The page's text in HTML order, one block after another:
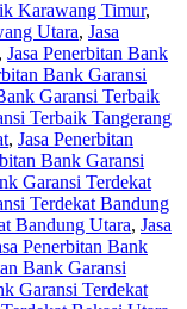
Karawang Timur,
Utara, Jasa
, Jasa Penerbitan Bank
Bank Garansi
Garansi Terbaik
Terbaik Tangerang
, Jasa Penerbitan
Bank Garansi
Garansi Terdekat
Terdekat Bandung
Bandung Utara, Jasa
Penerbitan Bank
Bank Garansi
Garansi Terdekat